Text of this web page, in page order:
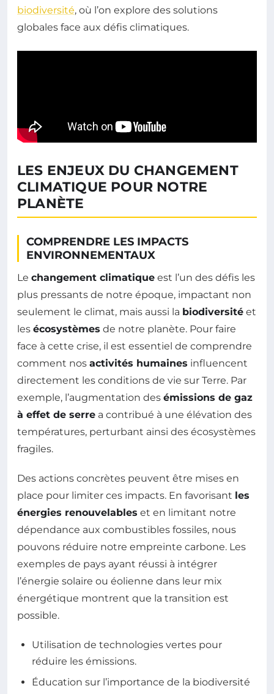
biodiversité, où l’on explore des solutions
globales face aux défis climatiques.
LES ENJEUX DU CHANGEMENT
CLIMATIQUE POUR NOTRE
PLANÈTE
COMPRENDRE LES IMPACTS
ENVIRONNEMENTAUX
Le changement climatique est l’un des défis les
plus pressants de notre époque, impactant non
seulement le climat, mais aussi la biodiversité et
les écosystèmes de notre planète. Pour faire
face à cette crise, il est essentiel de comprendre
comment nos activités humaines influencent
directement les conditions de vie sur Terre. Par
exemple, l’augmentation des émissions de gaz
à effet de serre a contribué à une élévation des
températures, perturbant ainsi des écosystèmes
fragiles.
Des actions concrètes peuvent être mises en
place pour limiter ces impacts. En favorisant les
énergies renouvelables et en limitant notre
dépendance aux combustibles fossiles, nous
pouvons réduire notre empreinte carbone. Les
exemples de pays ayant réussi à intégrer
l’énergie solaire ou éolienne dans leur mix
énergétique montrent que la transition est
possible.
Utilisation de technologies vertes pour
réduire les émissions.
Éducation sur l’importance de la biodiversité